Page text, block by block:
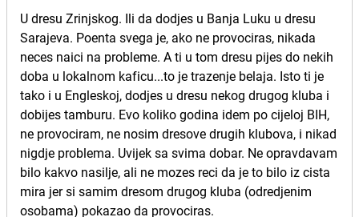
U dresu Zrinjskog. Ili da dodjes u Banja Luku u dresu
Sarajeva. Poenta svega je, ako ne provociras, nikada
neces naici na probleme. A ti u tom dresu pijes do nekih
doba u lokalnom kaficu...to je trazenje belaja. Isto ti je
tako i u Engleskoj, dodjes u dresu nekog drugog kluba i
dobijes tamburu. Evo koliko godina idem po cijeloj BIH,
ne provociram, ne nosim dresove drugih klubova, i nikad
nigdje problema. Uvijek sa svima dobar. Ne opravdavam
bilo kakvo nasilje, ali ne mozes reci da je to bilo iz cista
mira jer si samim dresom drugog kluba (odredjenim
osobama) pokazao da provociras.